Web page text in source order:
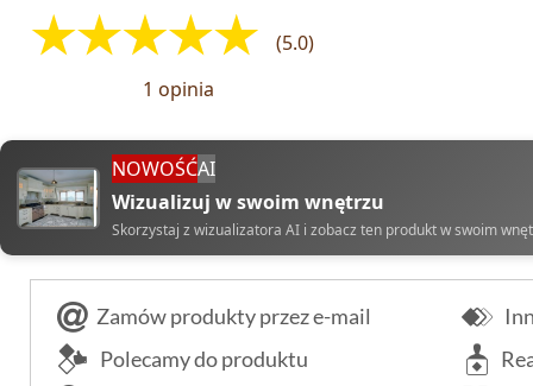
(5.0)
1 opinia
NOWOŚĆAI
Wizualizuj w swoim wnętrzu
Skorzystaj z wizualizatora AI i zobacz ten produkt w swoim
Zamów produkty przez e-mail
Polecamy do produktu